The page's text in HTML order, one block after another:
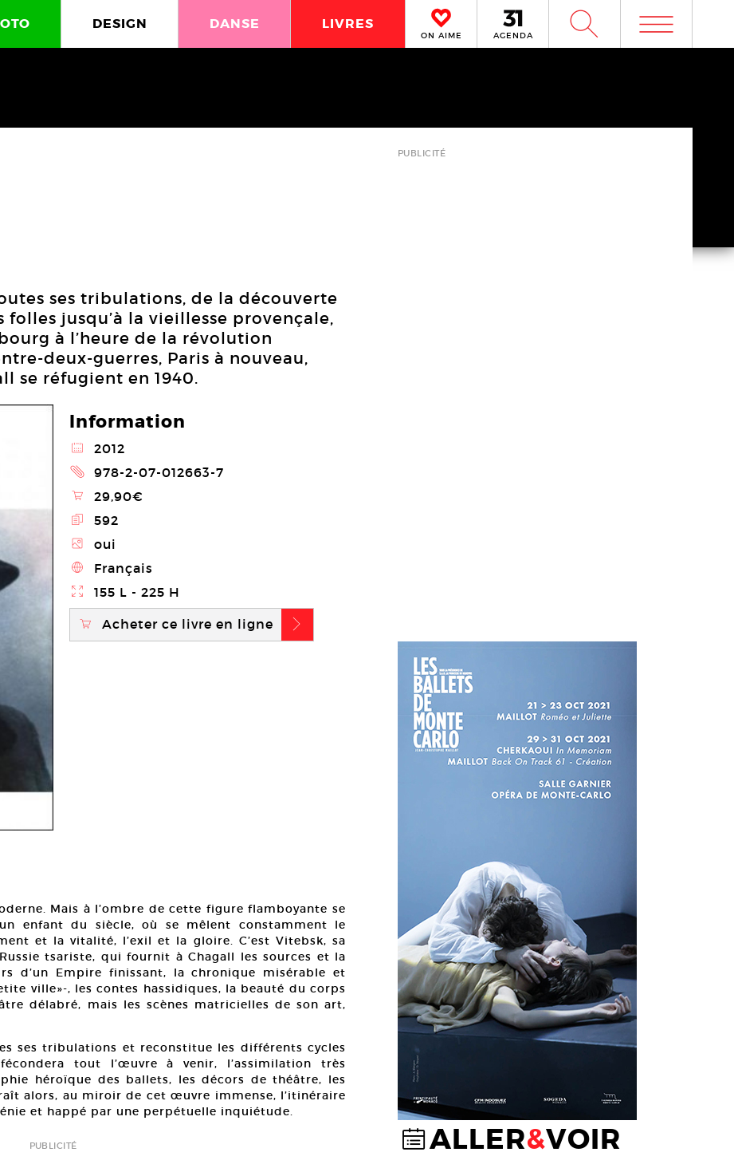
DESIGN DANSE LIVRES
ON AIME AGENDA W m
ses tribulations, de la découverte
jusqu’à la vieillesse provençale,
à l’heure de la révolution
deux-guerres, Paris à nouveau,
se réfugient en 1940.
Information
@ 2012
2 978-2-07-012663-7
\ 29,90€
E 592
Z oui
4 Français
} 155 L - 225 H
\ Acheter ce livre en ligne b
Mais à l’ombre de cette figure flamboyante se
enfant du siècle, où se mêlent constamment le
et la vitalité, l’exil et la gloire. C’est Vitebsk, sa
tsariste, qui fournit à Chagall les sources et la
d’un Empire finissant, la chronique misérable et
ville»-, les contes hassidiques, la beauté du corps
délabré, mais les scènes matricielles de son art,
ses tribulations et reconstitue les différents cycles
tout l’œuvre à venir, l’assimilation très
héroïque des ballets, les décors de théâtre, les
alors, au miroir de cet œuvre immense, l’itinéraire
et happé par une perpétuelle inquiétude.
PUBLICITÉ
PUBLICITÉ
@ALLER&VOIR